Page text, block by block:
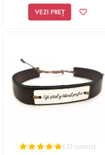
60 ani, Negru, A3, 30 x 42
cm
VEZI PREȚ
(32 voturi)